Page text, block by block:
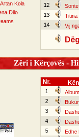
Artan Kola
Dilo
12
13
Titina
14
Vij
Zëri i Kërçovës -
Nr.
1
2
3
4
5
Edhe